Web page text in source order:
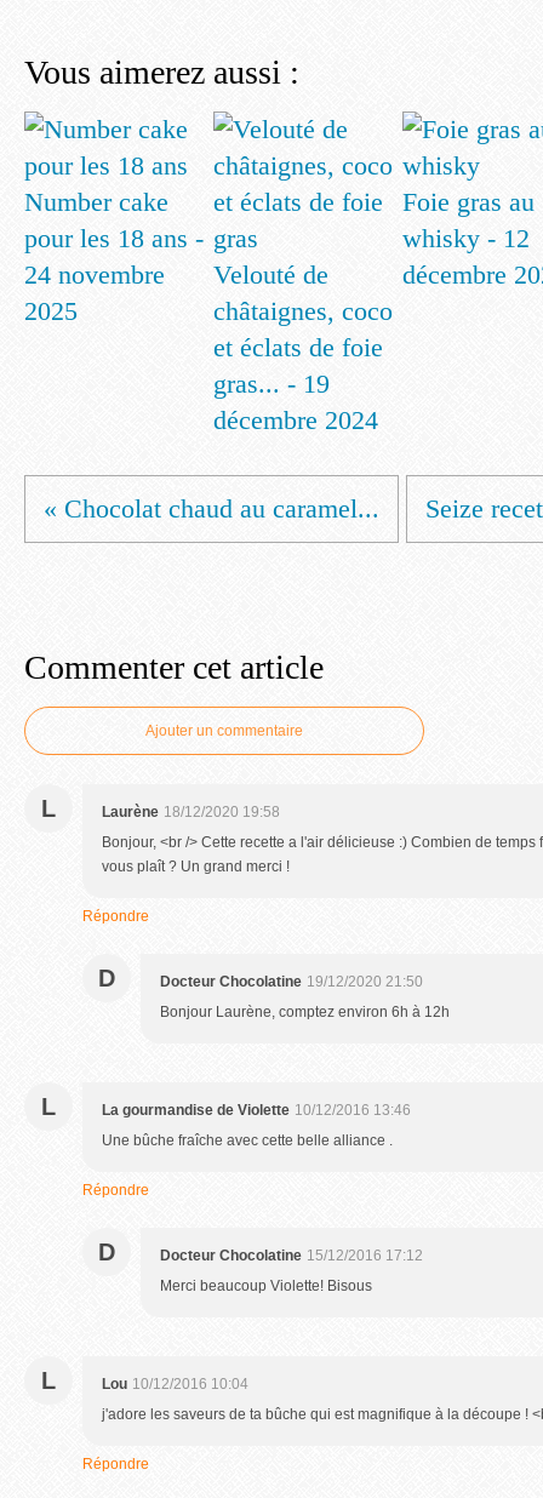
Vous aimerez aussi :
Number cake
pour les 18 ans -
24 novembre
2025
Velouté de
châtaignes, coco
et éclats de foie
gras... - 19
décembre 2024
Foie gras au
whisky - 12
décembre
« Chocolat chaud au caramel... Seize
Commenter cet article
Ajouter un commentaire
L Laurène 18/12/2020 19:58
Bonjour, <br /> Cette recette a l'air délicieuse :) Combien de
vous plaît ? Un grand merci !
Répondre
D Docteur Chocolatine 19/12/2020 21:50
Bonjour Laurène, comptez environ 6h à 12h
L La gourmandise de Violette 10/12/2016 13:46
Une bûche fraîche avec cette belle alliance .
Répondre
D Docteur Chocolatine 15/12/2016 17:12
Merci beaucoup Violette! Bisous
L Lou 10/12/2016 10:04
j'adore les saveurs de ta bûche qui est magnifique à la découpe !
Répondre